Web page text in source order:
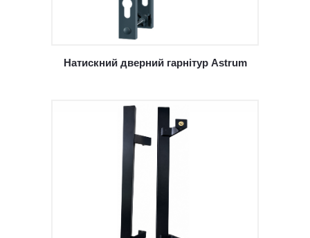
Натискний дверний гарнітур Astrum